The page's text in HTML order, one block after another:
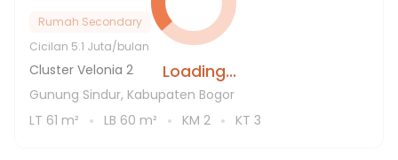
Loading...
Rumah Secondary
Cicilan 5.1 Juta/bulan
Cluster Velonia 2
Gunung Sindur, Kabupaten Bogor
LT 61 m² LB 60 m² KM 2 KT 3